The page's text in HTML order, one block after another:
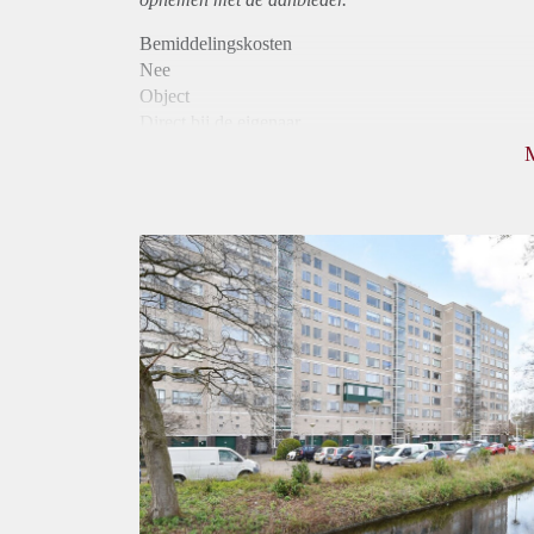
Bemiddelingskosten
Nee
Object
Huurtoeslag
Niet mogelijk
Inkomen eis
2,9 X Maandhuur Bruto
Huurtermijn
Onbepaalde termijn
Oplevering
Kaal